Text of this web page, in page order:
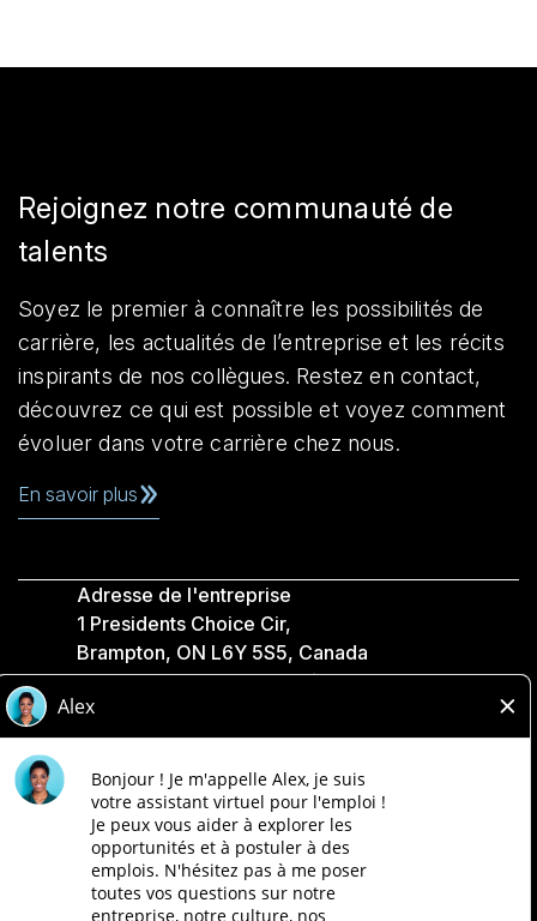
Rejoignez notre communauté de
talents
Soyez le premier à connaître les possibilités de
carrière, les actualités de l’entreprise et les récits
inspirants de nos collègues. Restez en contact,
découvrez ce qui est possible et voyez comment
évoluer dans votre carrière chez nous.
En savoir plus
Adresse de l'entreprise
1 Presidents Choice Cir,
Brampton, ON L6Y 5S5, Canada
Politique de confidentialité
Accessibilité
Compagnies Loblaw